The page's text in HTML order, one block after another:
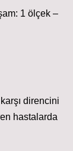
1 ölçek –
direncini
hastalarda